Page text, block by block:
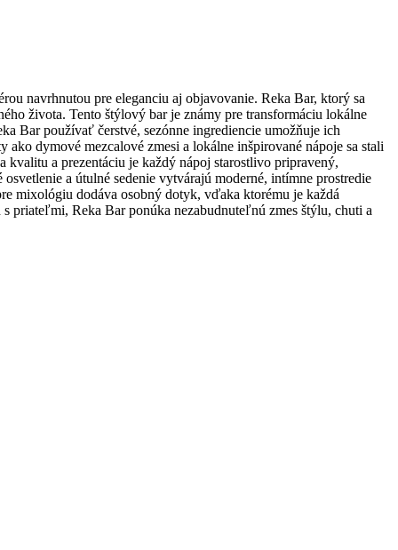
navrhnutou pre eleganciu aj objavovanie. Reka Bar, ktorý sa
života. Tento štýlový bar je známy pre transformáciu lokálne
Bar používať čerstvé, sezónne ingrediencie umožňuje ich
dymové mezcalové zmesi a lokálne inšpirované nápoje sa stali
a prezentáciu je každý nápoj starostlivo pripravený,
a útulné sedenie vytvárajú moderné, intímne prostredie
mixológiu dodáva osobný dotyk, vďaka ktorému je každá
priateľmi, Reka Bar ponúka nezabudnuteľnú zmes štýlu, chuti a